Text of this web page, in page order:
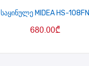
საყინულე MIDEA HS-108FN
680.00₾